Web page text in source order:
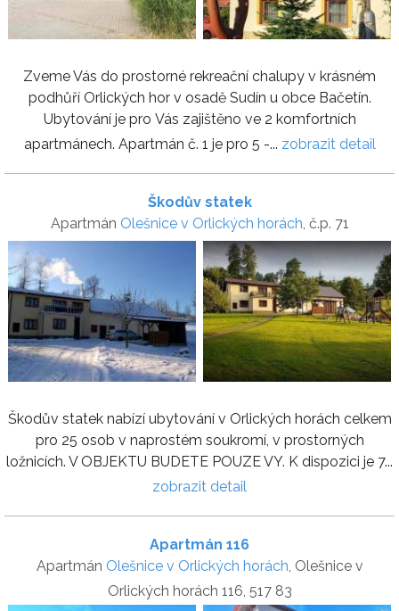
Zveme Vás do prostorné rekreační chalupy v krásném
podhůří Orlických hor v osadě Sudín u obce Bačetín.
Ubytování je pro Vás zajištěno ve 2 komfortních
apartmánech. Apartmán č. 1 je pro 5 -... zobrazit detail
Škodův statek
Apartmán Olešnice v Orlických horách, č.p. 71
Škodův statek nabízí ubytování v Orlických horách celkem
pro 25 osob v naprostém soukromí, v prostorných
ložnicích. V OBJEKTU BUDETE POUZE VY. K dispozici je 7...
zobrazit detail
Apartmán 116
Apartmán Olešnice v Orlických horách, Olešnice v
Orlických horách 116, 517 83